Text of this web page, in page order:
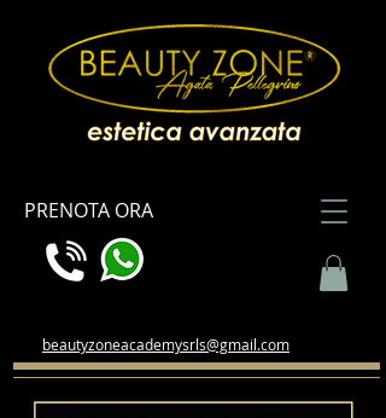
PRENOTA ORA
beautyzoneacademysrls@gmail.com